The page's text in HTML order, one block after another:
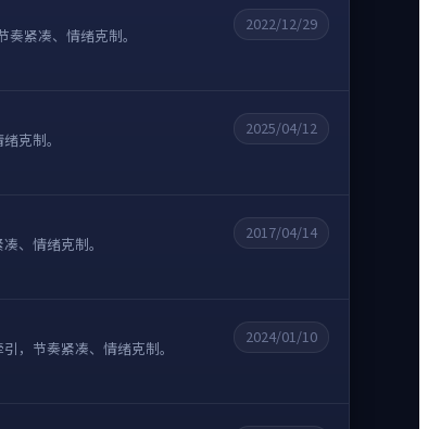
紧凑、情绪克制。
2022/12/29
克制。
2025/04/12
、情绪克制。
2017/04/14
，节奏紧凑、情绪克制。
2024/01/10